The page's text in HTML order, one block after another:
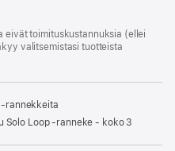
eivät toimitus­kustannuksia (ellei
valitsemistasi tuotteista
Solo Loop ‑ranneke - koko 3